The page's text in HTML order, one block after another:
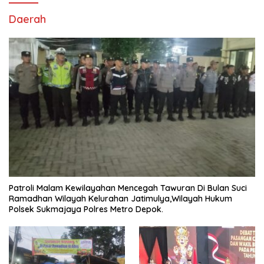
Daerah
Patroli Malam Kewilayahan Mencegah Tawuran Di Bulan Suci
Ramadhan Wilayah Kelurahan Jatimulya,Wilayah Hukum
Polsek Sukmajaya Polres Metro Depok.